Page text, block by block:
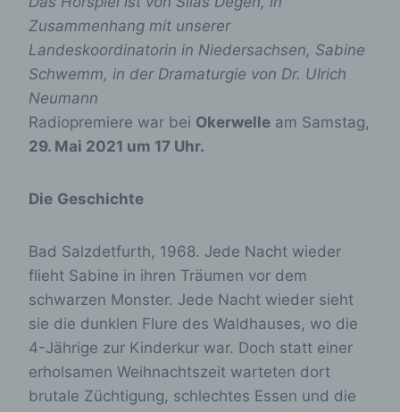
Zusammenhang mit unserer
Landeskoordinatorin in Niedersachsen, Sabine
Schwemm, in der Dramaturgie von Dr. Ulrich
Neumann
Radiopremiere war bei Okerwelle am Samstag,
29. Mai 2021 um 17 Uhr.
Die Geschichte
Bad Salzdetfurth, 1968. Jede Nacht wieder
flieht Sabine in ihren Träumen vor dem
schwarzen Monster. Jede Nacht wieder sieht
sie die dunklen Flure des Waldhauses, wo die
4-Jährige zur Kinderkur war. Doch statt einer
erholsamen Weihnachtszeit warteten dort
brutale Züchtigung, schlechtes Essen und die